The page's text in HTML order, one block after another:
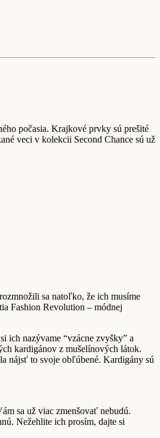
počasia. Krajkové prvky sú prešité
veci v kolekcii Second Chance sú už
sa natoľko, že ich musíme
Fashion Revolution – módnej
ich nazývame “vzácne zvyšky” a
kardigánov z mušelínových látok.
nájsť to svoje obľúbené. Kardigány sú
sa už viac zmenšovať nebudú.
Nežehlite ich prosím, dajte si